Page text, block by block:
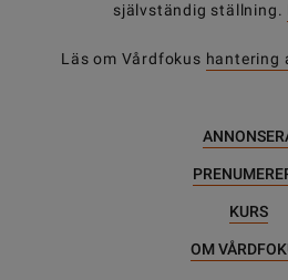
självständig ställning.
Läs om Vårdfokus hantering
KURS
OM